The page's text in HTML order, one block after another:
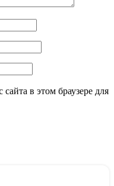
в этом браузере для